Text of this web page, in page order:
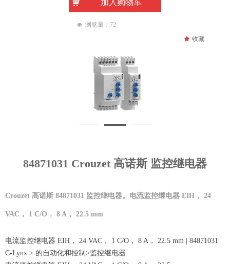
84871031 Crouzet 高诺斯 监控继电器
Crouzet 高诺斯 84871031 监控继电器。电流监控继电器 EIH， 24
VAC， 1 C/O， 8 A， 22.5 mm
电流监控继电器 EIH， 24 VAC， 1 C/O， 8 A， 22.5 mm | 84871031
C-Lynx > 的自动化和控制>监控继电器
낙 加入购物车
넶 浏览量： 72
끄 收藏